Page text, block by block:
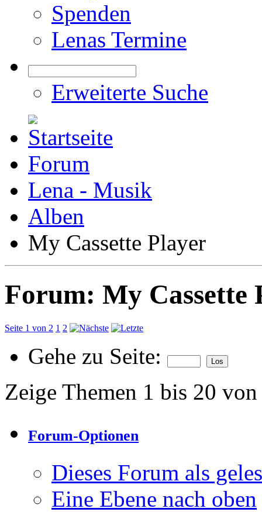
Spenden
Lenas Termine
Erweiterte Suche
Forum
Lena - Musik
Alben
My Cassette Player
Forum: My Cassette
Seite 1 von 2 1 2
Gehe zu Seite:
Zeige Themen 1 bis 20
Forum-Optionen
Dieses Forum als
Eine Ebene nach oben